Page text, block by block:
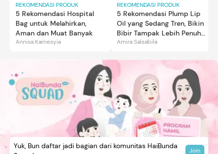
REKOMENDASI PRODUK
5 Rekomendasi Hospital
Bag untuk Melahirkan,
Aman dan Muat Banyak
Annisa Karnesyia
REKOMENDASI PRODUK
5 Rekomendasi Plump Lip
Oil yang Sedang Tren, Bikin
Bibir Tampak Lebih Penuh
dan Berkilau
Amira Salsabila
Yuk, Bun daftar jadi bagian dari komunitas HaiBunda
Join